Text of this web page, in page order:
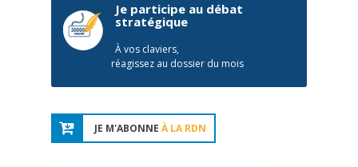
Je participe au débat
stratégique
À vos claviers,
réagissez au dossier du mois
JE M'ABONNE À LA RDN